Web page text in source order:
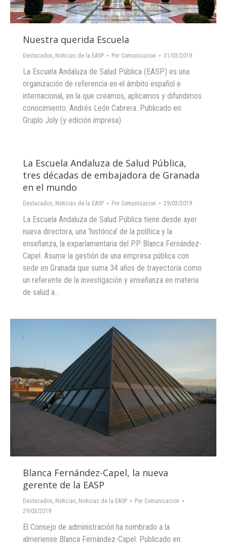
Nuestra querida Escuela
Destacados Noticias de la EASP Por Comunicacion 31/03/2019
La Escuela Andaluza de Salud Pública (EASP) es una
organización de referencia en el ámbito español e
internacional, en la que creamos, aplicamos y difundimos
conocimiento. Andrés León Cabrera. Publicado en:
Gruplo Joly (y edición impresa)
La Escuela Andaluza de Salud Pública,
tres décadas de embajadora de Granada
en el mundo
Destacados, Noticias de la EASP Por Comunicacion 29/03/2019
La Escuela Andaluza de Salud Pública tiene desde ayer
nueva directora, una ‘histórica’ de la política y la
enseñanza, la exparlamentaria del PP Blanca Fernández-
Capel. Asume la gestión de una empresa pública con
sede en Granada que suma 34 años de trayectoria como
un referente de la investigación y enseñanza en materia
de salud a…
Blanca Fernández-Capel, la nueva
gerente de la EASP
Destacados, Noticias, Noticias de la EASP Por Comunicacion
29/03/2019
El Consejo de administración ha nombrado a la
almeriense Blanca Fernández-Capel. Publicado en: